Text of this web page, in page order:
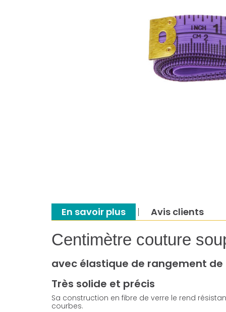
En savoir plus Avis clients
Centimètre couture
avec élastique de rangement
Très solide et précis
Sa construction en fibre de verre le rend
courbes.